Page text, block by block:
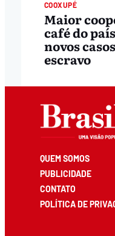
COOXUPÉ
Maior
café do
novos
escravo
QUEM SOMOS
PUBLICIDADE
CONTATO
POLÍTICA DE